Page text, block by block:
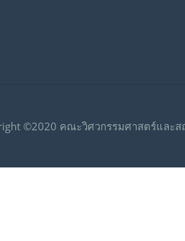
©2020 คณะวิศวกรรมศาสตร์และ